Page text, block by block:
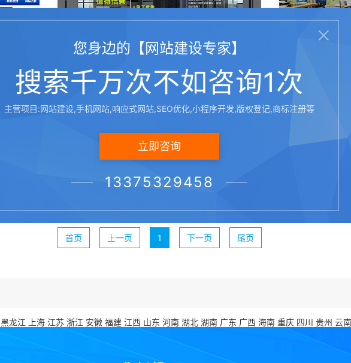
昆明装修装饰设计公司网站
2020-02-24
建筑设计
昆明家具建
首页 上一页 1 下一页 尾页
黑龙江 上海 江苏 浙江 安徽 福建 江西 山东 河南 湖北 湖南 广东 广西 海南 重庆 四川 贵州 云南
您身边的【网站建设专家】
搜索千万次不如咨询1次
主营项目:网站建设,手机网站,响应式网站,SEO优化,小程序开发,版权登记,商标注册等
立即咨询
13375329458